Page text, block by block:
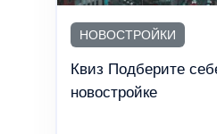
НОВОСТРОЙКИ
Квиз Подберите
новостройке